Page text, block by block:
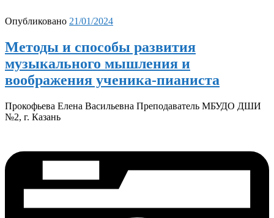
Опубликовано 21/01/2024
Методы и способы развития
музыкального мышления и
воображения ученика-пианиста
Прокофьева Елена Васильевна Преподаватель МБУДО ДШИ
№2, г. Казань